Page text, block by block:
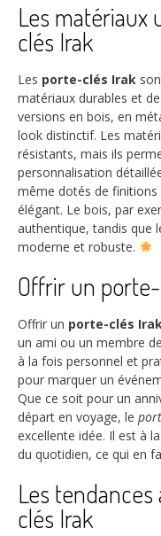
Les matériaux
clés Irak
Les porte-clés Irak
matériaux durables et
versions en bois, en
look distinctif. Les
résistants, mais ils
personnalisation
même dotés de finitions
élégant. Le bois, par
authentique, tandis que
moderne et robuste.
Offrir un
Offrir un porte-clés
un ami ou un membre
à la fois personnel et
pour marquer un
Que ce soit pour un
départ en voyage, le
excellente idée. Il est à
du quotidien, ce qui en
Les
clés Irak